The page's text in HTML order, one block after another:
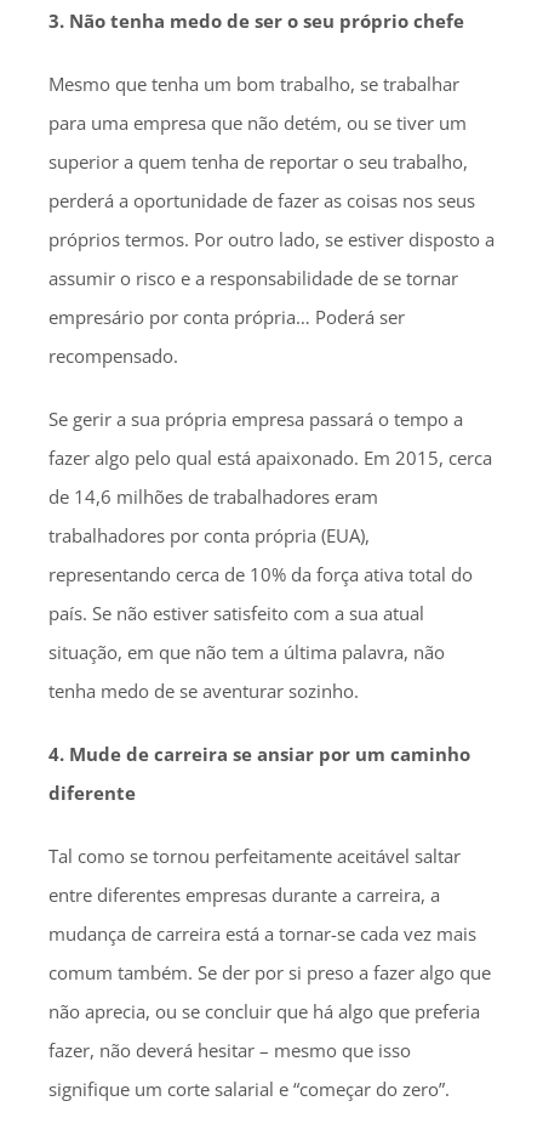
3. Não tenha medo de ser o seu próprio chefe
Mesmo que tenha um bom trabalho, se trabalhar
para uma empresa que não detém, ou se tiver um
superior a quem tenha de reportar o seu trabalho,
perderá a oportunidade de fazer as coisas nos seus
próprios termos. Por outro lado, se estiver disposto a
assumir o risco e a responsabilidade de se tornar
empresário por conta própria… Poderá ser
recompensado.
Se gerir a sua própria empresa passará o tempo a
fazer algo pelo qual está apaixonado. Em 2015, cerca
de 14,6 milhões de trabalhadores eram
trabalhadores por conta própria (EUA),
representando cerca de 10% da força ativa total do
país. Se não estiver satisfeito com a sua atual
situação, em que não tem a última palavra, não
tenha medo de se aventurar sozinho.
4. Mude de carreira se ansiar por um caminho
diferente
Tal como se tornou perfeitamente aceitável saltar
entre diferentes empresas durante a carreira, a
mudança de carreira está a tornar-se cada vez mais
comum também. Se der por si preso a fazer algo que
não aprecia, ou se concluir que há algo que preferia
fazer, não deverá hesitar – mesmo que isso
signifique um corte salarial e “começar do zero”.